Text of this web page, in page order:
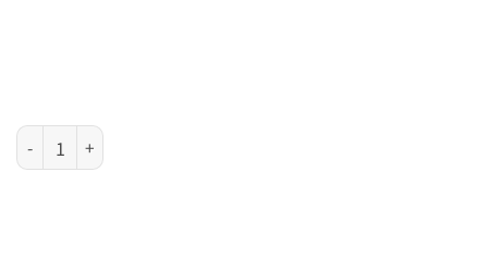
S.T. Dupont Slim 7 系列 – 鯊魚藍 噴射式防風火機 數量